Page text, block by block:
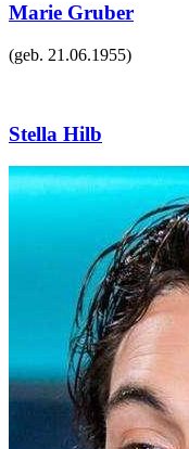
Marie Gruber
(geb. 21.06.1955)
Stella Hilb